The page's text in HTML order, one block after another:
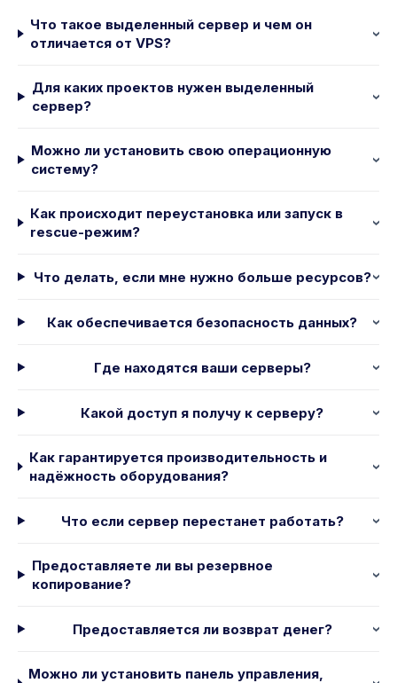
Что такое выделенный сервер и чем он
отличается от VPS?
Для каких проектов нужен выделенный
сервер?
Можно ли установить свою операционную
систему?
Как происходит переустановка или запуск в
rescue-режим?
Что делать, если мне нужно больше ресурсов?
Как обеспечивается безопасность данных?
Где находятся ваши серверы?
Какой доступ я получу к серверу?
Как гарантируется производительность и
надёжность оборудования?
Что если сервер перестанет работать?
Предоставляете ли вы резервное
копирование?
Предоставляется ли возврат денег?
Можно ли установить панель управления,